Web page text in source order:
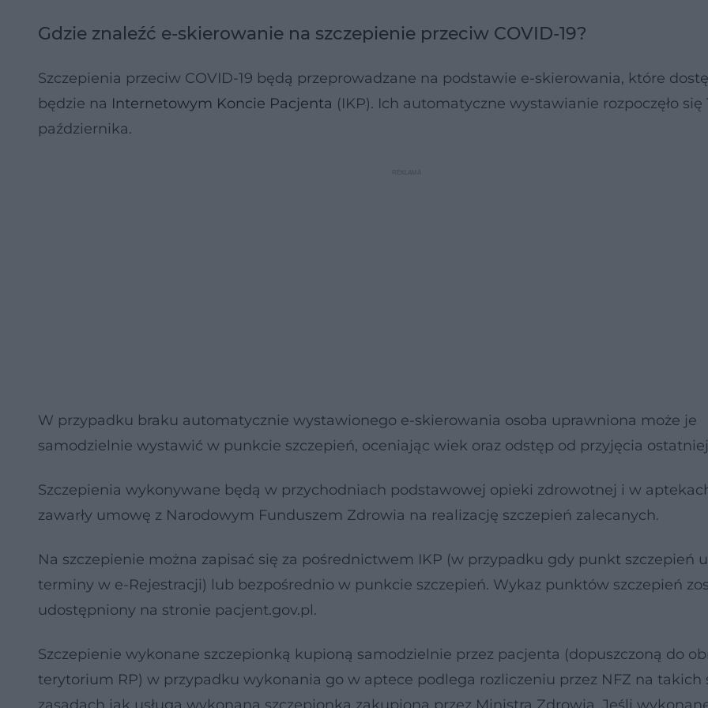
Gdzie znaleźć e-skierowanie na szczepienie przeciw COVID-19?
Szczepienia przeciw COVID-19 będą przeprowadzane na podstawie e-skierowania, które
będzie na Internetowym Koncie Pacjenta (IKP). Ich automatyczne wystawianie rozpoczęło się
października.
W przypadku braku automatycznie wystawionego e-skierowania osoba uprawniona może je
samodzielnie wystawić w punkcie szczepień, oceniając wiek oraz odstęp od przyjęcia
Szczepienia wykonywane będą w przychodniach podstawowej opieki zdrowotnej i w
zawarły umowę z Narodowym Funduszem Zdrowia na realizację szczepień zalecanych.
Na szczepienie można zapisać się za pośrednictwem IKP (w przypadku gdy punkt szczepień
terminy w e-Rejestracji) lub bezpośrednio w punkcie szczepień. Wykaz punktów szczepień
udostępniony na stronie pacjent.gov.pl.
Szczepienie wykonane szczepionką kupioną samodzielnie przez pacjenta (dopuszczoną do
terytorium RP) w przypadku wykonania go w aptece podlega rozliczeniu przez NFZ na takich